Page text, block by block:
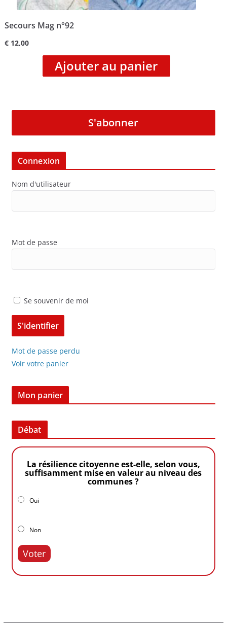
Secours Mag n°92
€12,00
Ajouter au panier
S'abonner
Connexion
Nom d'utilisateur
Mot de passe
Se souvenir de moi
Mot de passe perdu
Voir votre panier
Mon panier
Débat
La résilience citoyenne est-elle, selon vous,
suffisamment mise en valeur au niveau des
communes ?
Oui
Non
Voter